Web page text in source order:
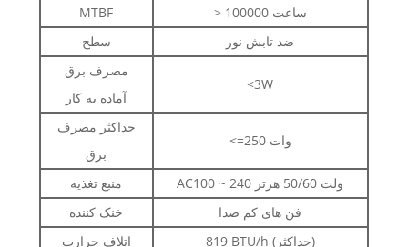
MTBF
> 100000 ساعت
سطح
ضد تابش نور
مصرف برق
آماده به کار
<3W
حداکثر مصرف
برق
<=250 وات
منبع تغذیه
AC100 ~ 240 ولت 50/60 هرتز
خنک کننده
فن های کم صدا
اتلاف حرارت
819 BTU/h (حداکثر)